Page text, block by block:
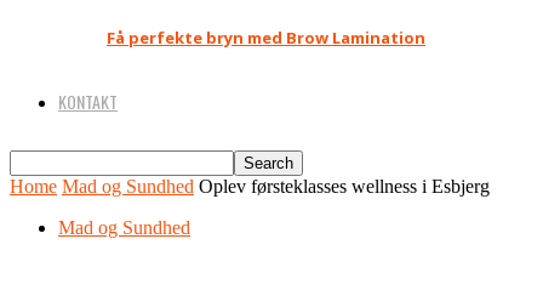
Få perfekte bryn med Brow Lamination
KONTAKT
Home Mad og Sundhed Oplev førsteklasses wellness i Esbjerg
Mad og Sundhed